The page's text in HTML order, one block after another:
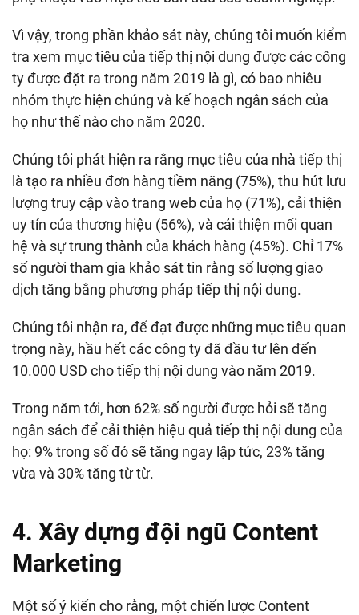
Vì vậy, trong phần khảo sát này, chúng tôi muốn kiểm
tra xem mục tiêu của tiếp thị nội dung được các công
ty được đặt ra trong năm 2019 là gì, có bao nhiêu
nhóm thực hiện chúng và kế hoạch ngân sách của
họ như thế nào cho năm 2020.
Chúng tôi phát hiện ra rằng mục tiêu của nhà tiếp thị
là tạo ra nhiều đơn hàng tiềm năng (75%), thu hút lưu
lượng truy cập vào trang web của họ (71%), cải thiện
uy tín của thương hiệu (56%), và cải thiện mối quan
hệ và sự trung thành của khách hàng (45%). Chỉ 17%
số người tham gia khảo sát tin rằng số lượng giao
dịch tăng bằng phương pháp tiếp thị nội dung.
Chúng tôi nhận ra, để đạt được những mục tiêu quan
trọng này, hầu hết các công ty đã đầu tư lên đến
10.000 USD cho tiếp thị nội dung vào năm 2019.
Trong năm tới, hơn 62% số người được hỏi sẽ tăng
ngân sách để cải thiện hiệu quả tiếp thị nội dung của
họ: 9% trong số đó sẽ tăng ngay lập tức, 23% tăng
vừa và 30% tăng từ từ.
4. Xây dựng đội ngũ Content
Marketing
Một số ý kiến cho rằng, một chiến lược Content